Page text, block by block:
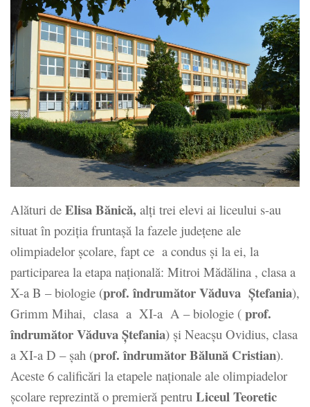
Alături de Elisa Bănică, alţi trei elevi ai liceului s-au
situat în poziţia fruntaşă la fazele judeţene ale
olimpiadelor şcolare, fapt ce a condus şi la ei, la
participarea la etapa naţională: Mitroi Mădălina , clasa a
X-a B – biologie (prof. îndrumător Văduva Ştefania),
Grimm Mihai, clasa a XI-a A – biologie ( prof.
îndrumător Văduva Ştefania) şi Neacşu Ovidius, clasa
a XI-a D – şah (prof. îndrumător Bălună Cristian).
Aceste 6 calificări la etapele naționale ale olimpiadelor
școlare reprezintă o premieră pentru Liceul Teoretic